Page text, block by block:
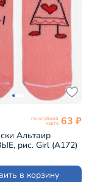
по клубной
карте 63 ₽
Альтаир
рис. Girl (А172)
в корзину